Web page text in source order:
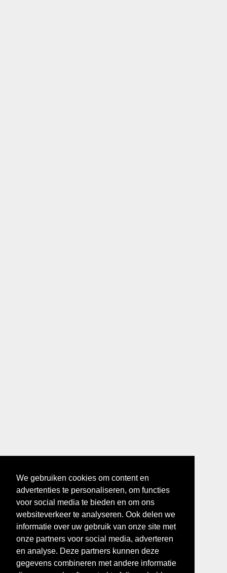
We gebruiken cookies om content en
advertenties te personaliseren, om functies
voor social media te bieden en om ons
websiteverkeer te analyseren. Ook delen we
informatie over uw gebruik van onze site met
onze partners voor social media, adverteren
en analyse. Deze partners kunnen deze
gegevens combineren met andere informatie